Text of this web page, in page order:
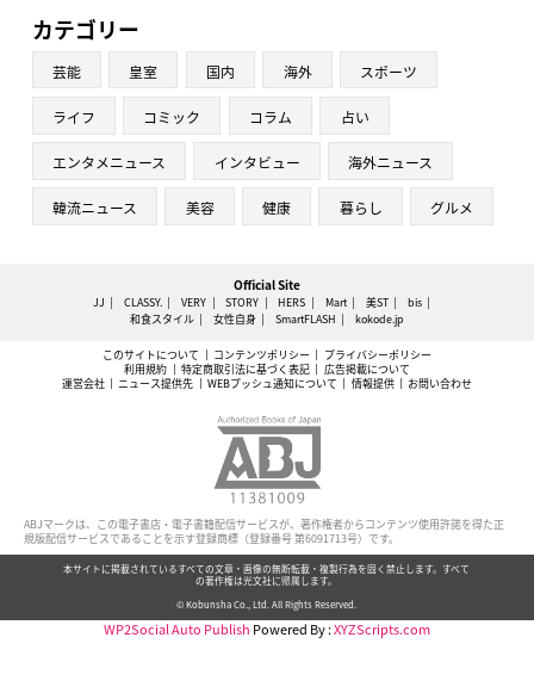
カテゴリー
芸能 皇室 国内 海外 スポーツ
ライフ コミック コラム 占い
エンタメニュース インタビュー 海外ニュース
韓流ニュース 美容 健康 暮らし グルメ
Official Site
JJ CLASSY. VERY STORY HERS Mart 美ST
bis
和食スタイル
女性自身 SmartFLASH kokode.jp
このサイトについて コンテンツポリシー
プライバシーポリシー
利用規約
特定商取引法に基づく表記
広告掲載について
運営会社
ニュース提供先 WEBプッシュ通知について 情報提供 お問い合わせ
ABJマークは、この電子書店・電子書籍配信サービスが、著作権者からコンテンツ使用許諾を得た正
規版配信サービスであることを示す登録商標（登録番号 第6091713号）です。
本サイトに掲載されているすべての文章・画像の無断転載・複製行為を固く禁止します。すべて
の著作権は光文社に帰属します。
© Kobunsha Co., Ltd. All Rights Reserved.
WP2Social Auto Publish Powered By :XYZScripts.com